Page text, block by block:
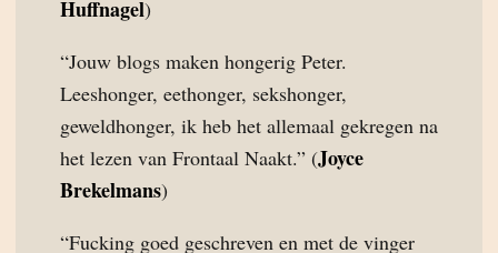
Huffnagel)
“Jouw blogs maken hongerig Peter.
Leeshonger, eethonger, sekshonger,
geweldhonger, ik heb het allemaal gekregen na
het lezen van Frontaal Naakt.” (Joyce
Brekelmans)
“Fucking goed geschreven en met de vinger